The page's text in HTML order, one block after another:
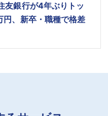
友銀行が4年ぶりトッ
、新卒・職種で格差